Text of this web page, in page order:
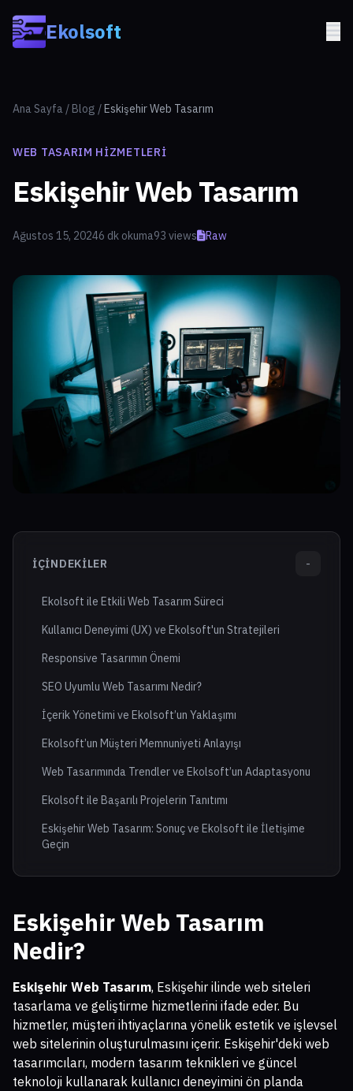
Ekolsoft
Ana Sayfa / Blog /Eskişehir Web Tasarım
WEB TASARIM HIZMETLERI
Eskişehir Web Tasarım
Ağustos 15, 20246 dk okuma93 views Raw
İÇINDEKILER -
Ekolsoft ile Etkili Web Tasarım Süreci
Kullanıcı Deneyimi (UX) ve Ekolsoft'un Stratejileri
Responsive Tasarımın Önemi
SEO Uyumlu Web Tasarımı Nedir?
İçerik Yönetimi ve Ekolsoft’un Yaklaşımı
Ekolsoft’un Müşteri Memnuniyeti Anlayışı
Web Tasarımında Trendler ve Ekolsoft’un Adaptasyonu
Ekolsoft ile Başarılı Projelerin Tanıtımı
Eskişehir Web Tasarım: Sonuç ve Ekolsoft ile İletişime
Geçin
Eskişehir Web Tasarım
Nedir?
Eskişehir Web Tasarım, Eskişehir ilinde web siteleri
tasarlama ve geliştirme hizmetlerini ifade eder. Bu
hizmetler, müşteri ihtiyaçlarına yönelik estetik ve işlevsel
web sitelerinin oluşturulmasını içerir. Eskişehir'deki web
tasarımcıları, modern tasarım teknikleri ve güncel
teknoloji kullanarak kullanıcı deneyimini ön planda